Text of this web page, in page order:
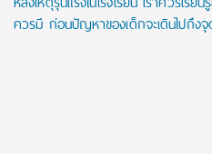
ควรมี ก่อนปัญหาของเด็กจะเดินไปถึง